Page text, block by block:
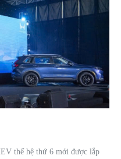
thế hệ thứ 6 mới được lắp